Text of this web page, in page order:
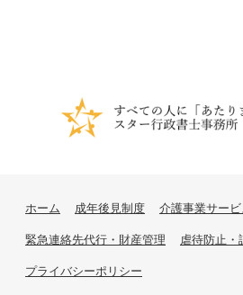
ホーム 成年後見制度 介護事業サー
緊急連絡先代行・財産管理 虐待防止・
プライバシーポリシー